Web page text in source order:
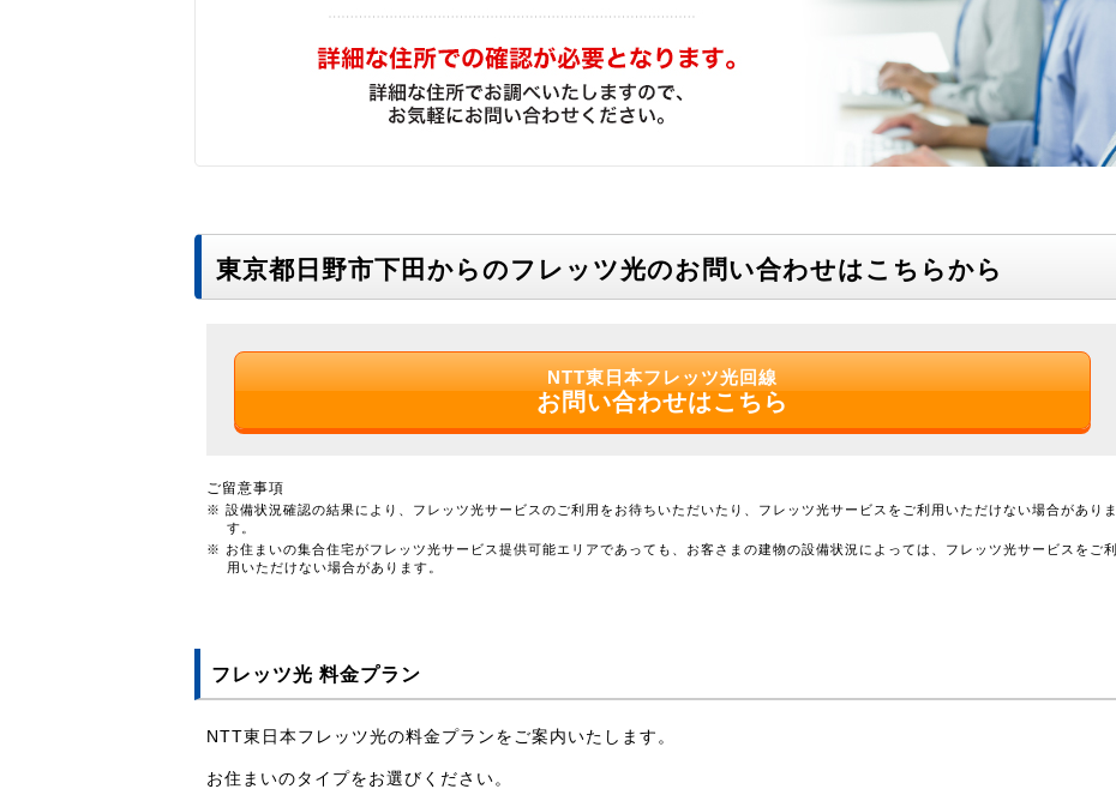
東京都日野市下田からのフレッツ光のお問い合わせはこちらから
NTT東日本フレッツ光回線
お問い合わせはこちら
ご留意事項
※ 設備状況確認の結果により、フレッツ光サービスのご利用をお待ちいただいたり、フレッツ光サービスをご利用いただけない場合がありま
す。
※ お住まいの集合住宅がフレッツ光サービス提供可能エリアであっても、お客さまの建物の設備状況によっては、フレッツ光サービスをご利
用いただけない場合があります。
フレッツ光 料金プラン
NTT東日本フレッツ光の料金プランをご案内いたします。
お住まいのタイプをお選びください。